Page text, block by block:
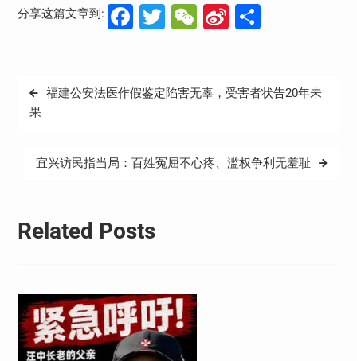
分享这篇文章到: Facebook
Twitter
WeChat
Sina分
文
章
福建公安法医作假鉴定陷害无辜，受害者状告20年未
果
宜兴访民指当局：百姓冤屈不心疼、滥权争利无羞耻
Related Posts